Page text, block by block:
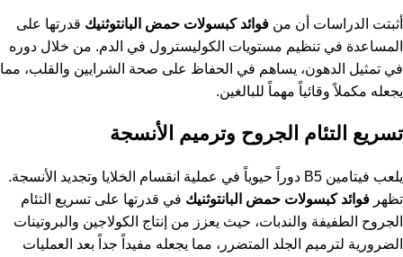
أثبتت الدراسات أن من فوائد كبسولات حمض البانتوثنيك قدرتها على
المساعدة في تنظيم مستويات الكوليسترول في الدم. من خلال دوره
في تمثيل الدهون، يساهم في الحفاظ على صحة الشرايين والقلب، مما
يجعله مكملاً وقائياً مهماً للبالغين.
تسريع التئام الجروح وترميم الأنسجة
يلعب فيتامين B5 دوراً حيوياً في عملية انقسام الخلايا وتجديد الأنسجة.
تظهر فوائد كبسولات حمض البانتوثنيك في قدرتها على تسريع التئام
الجروح الطفيفة والندبات، حيث يعزز من إنتاج الكولاجين والبروتينات
الضرورية لترميم الجلد المتضرر، مما يجعله مفيداً جداً بعد العمليات